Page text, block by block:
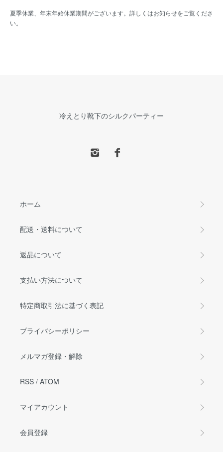
夏季休業、年末年始休業期間がございます。詳しくはお知らせをご覧くださ
い。
冷えとり靴下のシルクパーティー
ホーム
配送・送料について
返品について
支払い方法について
特定商取引法に基づく表記
プライバシーポリシー
メルマガ登録・解除
RSS / ATOM
マイアカウント
会員登録